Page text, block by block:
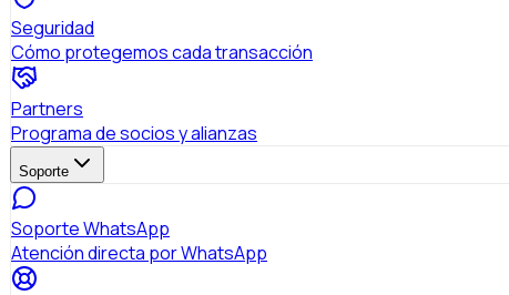
Seguridad
Cómo protegemos cada transacción
Partners
Programa de socios y alianzas
Soporte
Soporte WhatsApp
Atención directa por WhatsApp